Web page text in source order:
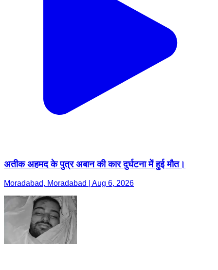
अतीक अहमद के पुत्र अबान की कार दुर्घटना में हुई मौत।
Moradabad, Moradabad | Aug 6, 2026